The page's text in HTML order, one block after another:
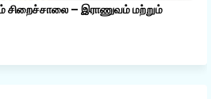
சிறைச்சாலை – இராணுவம் மற்றும்